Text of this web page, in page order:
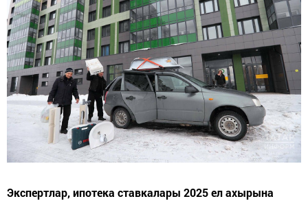
Экспертлар, ипотека ставкалары 2025 ел ахырына